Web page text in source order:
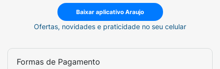
Baixar aplicativo Araujo
Ofertas, novidades e praticidade no seu celular
Formas de Pagamento